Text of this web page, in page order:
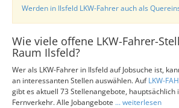
Werden in Ilsfeld LKW-Fahrer auch als
Wie viele offene LKW-Fahrer-
Raum Ilsfeld?
Wer als LKW-Fahrer in Ilsfeld auf Jobsuche ist,
an interessanten Stellen auswählen. AufLKW-
gibt es aktuell 73 Stellenangebote, hauptsächlich
Fernverkehr. Alle Jobangebote ... weiterlesen